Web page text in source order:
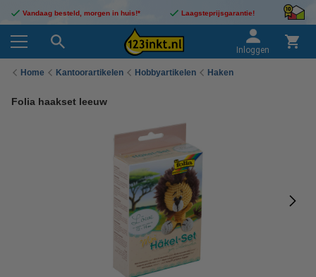
Vandaag besteld, morgen in huis!* Laagsteprijsgarantie!
Inloggen
Home Kantoorartikelen Hobbyartikelen Haken
Folia haakset leeuw